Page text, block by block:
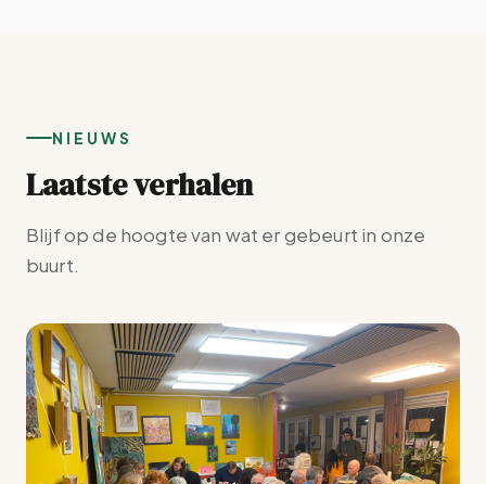
NIEUWS
Laatste verhalen
Blijf op de hoogte van wat er gebeurt in onze
buurt.